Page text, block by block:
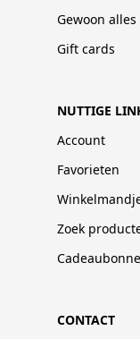
Gewoon alles
Gift cards
NUTTIGE
Account
Favorieten
Zoek
CONTACT